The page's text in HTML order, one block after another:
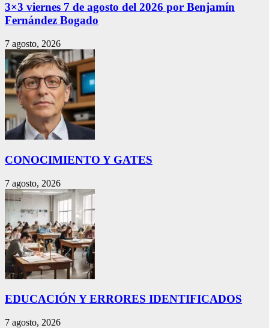
3×3 viernes 7 de agosto del 2026 por Benjamín
Fernández Bogado
7 agosto, 2026
CONOCIMIENTO Y GATES
7 agosto, 2026
EDUCACIÓN Y ERRORES IDENTIFICADOS
7 agosto, 2026